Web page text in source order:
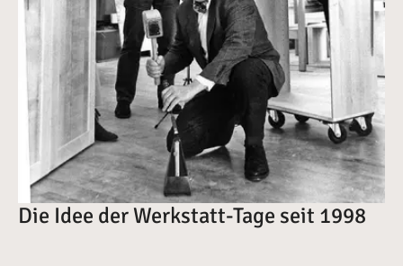
Die Idee der Werkstatt-Tage seit 1998